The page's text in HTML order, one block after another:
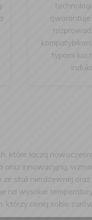
typami
które łączą
innowacyjną,
stali nierdzewnej
na wysokie
którzy cenią sobie